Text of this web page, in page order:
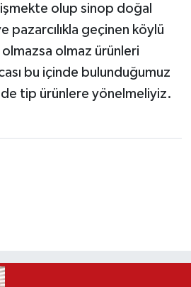
olup sinop doğal
pazarcılıkla geçinen köylü
olmaz ürünleri
bu içinde bulunduğumuz
tip ürünlere yönelmeliyiz.